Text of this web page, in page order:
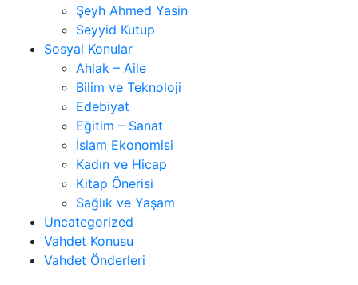
Şeyh Ahmed Yasin
Seyyid Kutup
Sosyal Konular
Ahlak – Aile
Bilim ve Teknoloji
Edebiyat
Eğitim – Sanat
İslam Ekonomisi
Kadın ve Hicap
Kitap Önerisi
Sağlık ve Yaşam
Uncategorized
Vahdet Konusu
Vahdet Önderleri